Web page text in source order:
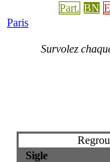
Part. BN
Paris
Survolez
Sigle